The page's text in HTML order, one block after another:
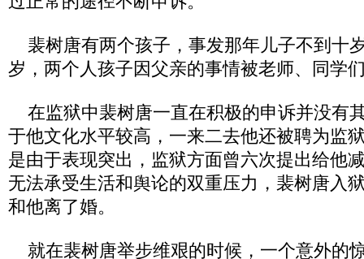
裴树唐有两个孩子，事发那年儿子不到十
岁，两个人孩子因父亲的事情被老师、同学
在监狱中裴树唐一直在积极的申诉并没有
于他文化水平较高，一来二去他还被聘为监
是由于表现突出，监狱方面曾六次提出给他
无法承受生活和舆论的双重压力，裴树唐入
和他离了婚。
就在裴树唐举步维艰的时候，一个意外的